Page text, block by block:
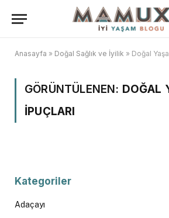
Anasayfa » Doğal Sağlık ve İyilik » Doğal
GÖRÜNTÜLENEN: DOĞAL
İPUÇLARI
Kategoriler
Adaçayı